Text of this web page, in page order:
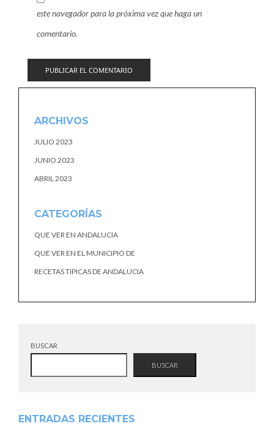
este navegador para la próxima vez que haga un
comentario.
ARCHIVOS
JULIO 2023
JUNIO 2023
ABRIL 2023
CATEGORÍAS
QUE VER EN ANDALUCIA
QUE VER EN EL MUNICIPIO DE
RECETAS TIPICAS DE ANDALUCIA
BUSCAR
BUSCAR
ENTRADAS RECIENTES